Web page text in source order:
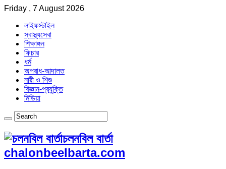
Friday , 7 August 2026
লাইফস্টাইল
স্বাস্থ্যসেবা
শিক্ষাঙ্গন
ফিচার
ধর্ম
অপরাধ-আদালত
নারী ও শিশু
বিজ্ঞান-প্রযুক্তি
মিডিয়া
চলনবিল বার্তা
chalonbeelbarta.com